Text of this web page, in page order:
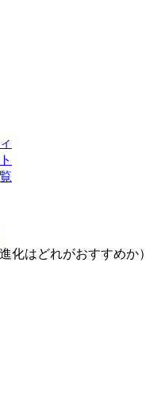
化はどれがおすすめか）